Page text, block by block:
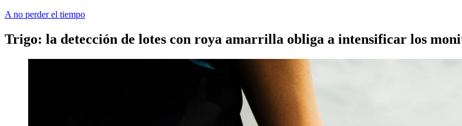
A no perder el tiempo
Trigo: la detección de lotes con roya amarrilla obliga a intensificar los